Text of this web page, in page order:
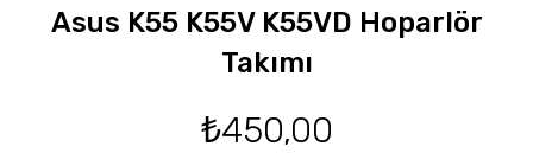
Asus K55 K55V K55VD Hoparlör
Takımı
₺450,00